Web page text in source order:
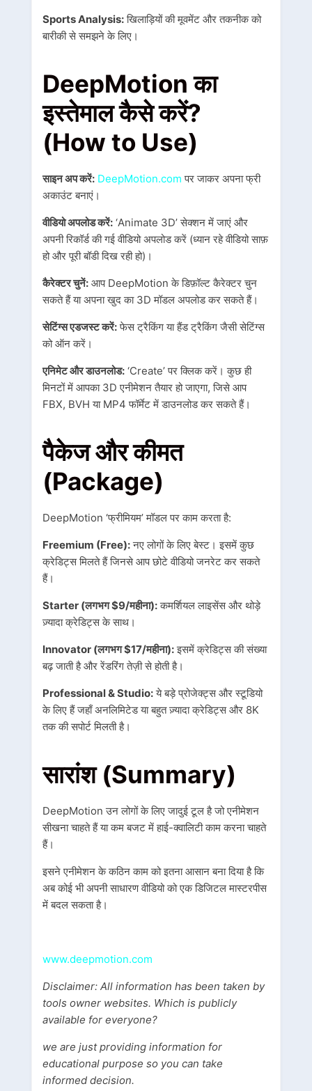
Sports Analysis:खिलाड़ियों की मूवमेंट और तकनीक को
बारीकी से समझने के लिए।
DeepMotion का
इस्तेमाल कैसे करें?
(How to Use)
साइन अप करें: DeepMotion.com पर जाकर अपना फ्री
अकाउंट बनाएं।
वीडियो अपलोड करें: ‘Animate 3D’ सेक्शन में जाएं और
अपनी रिकॉर्ड की गई वीडियो अपलोड करें (ध्यान रहे वीडियो साफ़
हो और पूरी बॉडी दिख रही हो)।
कैरेक्टर चुनें: आप DeepMotion के डिफ़ॉल्ट कैरेक्टर चुन
सकते हैं या अपना खुद का 3D मॉडल अपलोड कर सकते हैं।
सेटिंग्स एडजस्ट करें:फेस ट्रैकिंग या हैंड ट्रैकिंग जैसी सेटिंग्स
को ऑन करें।
एनिमेट और डाउनलोड: ‘Create’ पर क्लिक करें। कुछ ही
मिनटों में आपका 3D एनीमेशन तैयार हो जाएगा, जिसे आप
FBX, BVH या MP4 फॉर्मेट में डाउनलोड कर सकते हैं।
पैकेज और कीमत
(Package)
DeepMotion ‘फ्रीमियम’ मॉडल पर काम करता है:
Freemium (Free):नए लोगों के लिए बेस्ट। इसमें कुछ
क्रेडिट्स मिलते हैं जिनसे आप छोटे वीडियो जनरेट कर सकते
हैं।
Starter (लगभग $9/महीना):कमर्शियल लाइसेंस और थोड़े
ज़्यादा क्रेडिट्स के साथ।
Innovator (लगभग $17/महीना):इसमें क्रेडिट्स की संख्या
बढ़ जाती है और रेंडरिंग तेज़ी से होती है।
Professional & Studio:ये बड़े प्रोजेक्ट्स और स्टूडियो
के लिए हैं जहाँ अनलिमिटेड या बहुत ज़्यादा क्रेडिट्स और 8K
तक की सपोर्ट मिलती है।
सारांश (Summary)
DeepMotion उन लोगों के लिए जादुई टूल है जो एनीमेशन
सीखना चाहते हैं या कम बजट में हाई-क्वालिटी काम करना चाहते
हैं।
इसने एनीमेशन के कठिन काम को इतना आसान बना दिया है कि
अब कोई भी अपनी साधारण वीडियो को एक डिजिटल मास्टरपीस
में बदल सकता है।
www.deepmotion.com
Disclaimer: All information has been taken by
tools owner websites. Which is publicly
available for everyone?
we are just providing information for
educational purpose so you can take
informed decision.